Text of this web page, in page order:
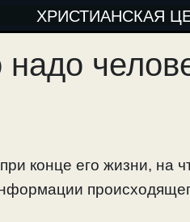
ХРИСТИАНСКАЯ
конце его жизни, на